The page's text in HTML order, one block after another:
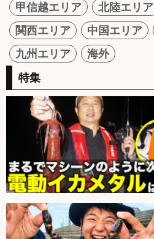
甲信越エリア
北陸エリア
関西エリア
中国エリア
九州エリア
海外
特集